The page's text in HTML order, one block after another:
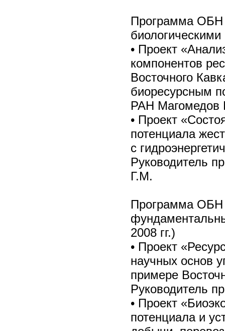
Программа ОБН
• Проект
компонентов
Восточного
биоресурсным
РАН Магомедов
• Проект
потенциала
с
Руководитель
Г.М.
Программа ОБН
2008 гг.)
• Проект
научных основ
примере
Руководитель
• Проект
потенциала и